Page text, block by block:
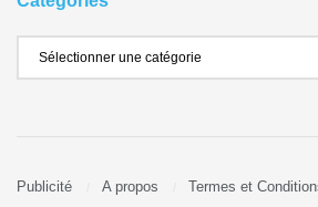
Publicité A propos Termes et